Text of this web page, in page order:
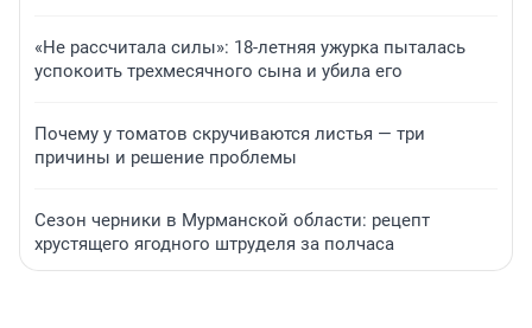
«Не рассчитала силы»: 18-летняя ужурка пыталась
успокоить трехмесячного сына и убила его
Почему у томатов скручиваются листья — три
причины и решение проблемы
Сезон черники в Мурманской области: рецепт
хрустящего ягодного штруделя за полчаса